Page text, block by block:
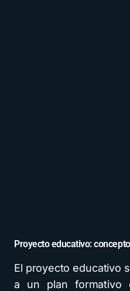
Proyecto educativo:
El proyecto educativo
a un plan formativo